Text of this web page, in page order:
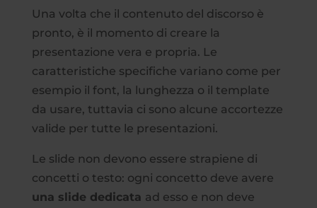
Una volta che il contenuto del discorso è
pronto, è il momento di creare la
presentazione vera e propria. Le
caratteristiche specifiche variano come per
esempio il font, la lunghezza o il template
da usare, tuttavia ci sono alcune accortezze
valide per tutte le presentazioni.
Le slide non devono essere strapiene di
concetti o testo: ogni concetto deve avere
una slide dedicata ad esso e non deve